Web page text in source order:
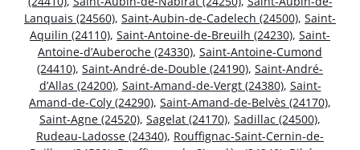
Lanquais (24560), Saint-Aubin-de-Cadelech (24500), Saint-
Aquilin (24110), Saint-Antoine-de-Breuilh (24230), Saint-
Antoine-d’Auberoche (24330), Saint-Antoine-Cumond
(24410), Saint-André-de-Double (24190), Saint-André-
d’Allas (24200), Saint-Amand-de-Vergt (24380), Saint-
Amand-de-Coly (24290), Saint-Amand-de-Belvès (24170),
Saint-Agne (24520), Sagelat (24170), Sadillac (24500),
Rudeau-Ladosse (24340), Rouffignac-Saint-Cernin-de-